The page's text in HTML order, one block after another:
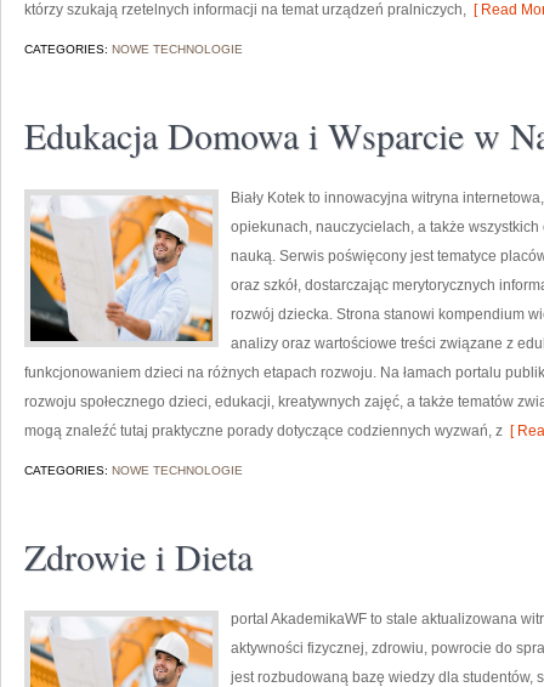
którzy szukają rzetelnych informacji na temat urządzeń pralniczych, [ Read
CATEGORIES: NOWE TECHNOLOGIE
Edukacja Domowa i Wsparcie w
Biały Kotek to innowacyjna witryna
opiekunach, nauczycielach, a także
nauką. Serwis poświęcony jest tematyce
oraz szkół, dostarczając merytorycznych
rozwój dziecka. Strona stanowi kompendium
analizy oraz wartościowe treści związane z
funkcjonowaniem dzieci na różnych etapach rozwoju. Na łamach portalu
rozwoju społecznego dzieci, edukacji, kreatywnych zajęć, a także tematów
mogą znaleźć tutaj praktyczne porady dotyczące codziennych wyzwań, z [
CATEGORIES: NOWE TECHNOLOGIE
Zdrowie i Dieta
portal AkademikaWF to stale aktualizowana
aktywności fizycznej, zdrowiu, powrocie do
jest rozbudowaną bazę wiedzy dla studentów,